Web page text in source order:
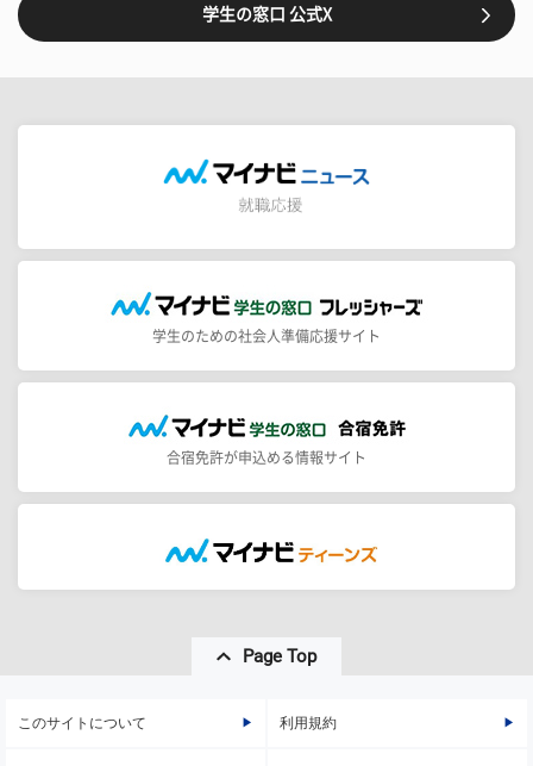
学生の窓口 公式X
学生のための社会人準備応援サイト
合宿免許が申込める情報サイト
Page Top
このサイトについて 利用規約